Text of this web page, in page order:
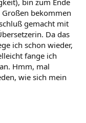
bin zum Ende
bekommen
gemacht mit
Da das
ich schon wieder,
fange ich
Hmm, mal
wie sich mein